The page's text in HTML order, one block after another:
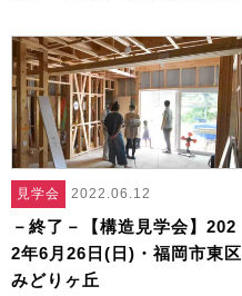
見学会 2022.06.12
－終了－【構造見学会】202
2年6月26日(日)・福岡市東区
みどりヶ丘